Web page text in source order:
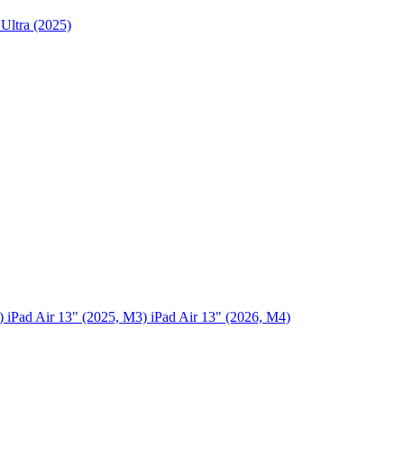
(2025)
iPad Air 13" (2025, M3) iPad Air 13" (2026, M4)